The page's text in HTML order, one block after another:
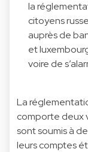
la
citoyens
auprès de
et
voire de
La
comporte deux
sont soumis à
leurs comptes